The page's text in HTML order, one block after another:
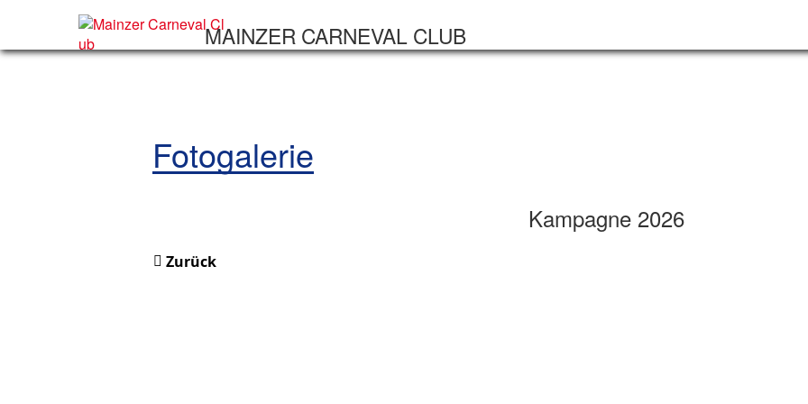
MAINZER CARNEVAL CLUB
Fotogalerie
Kampagne 2026
Zurück